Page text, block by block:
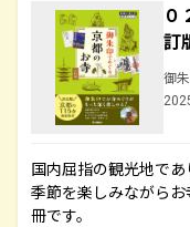
訂
御
国内屈指の観光地であ
季節を楽しみながら
冊です。